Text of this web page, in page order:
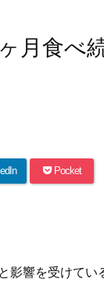
月食べ
Pocket
影響を受けてい